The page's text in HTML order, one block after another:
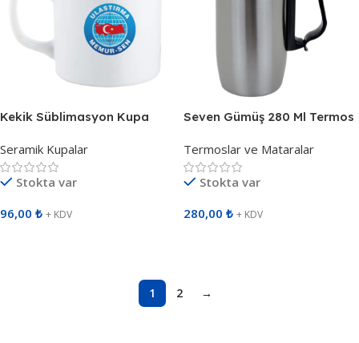
Kekik Süblimasyon Kupa
Seramik Kupalar
Stokta var
96,00 ₺ + KDV
Seven Gümüş 280 Ml Termos
Termoslar ve Mataralar
Stokta var
280,00 ₺ + KDV
1 2 →